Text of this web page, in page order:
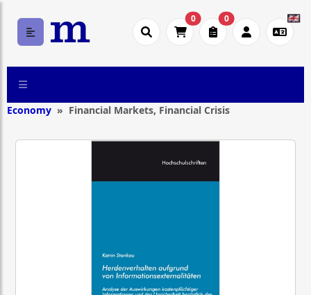
0 0
Economy Financial Markets, Financial Crisis